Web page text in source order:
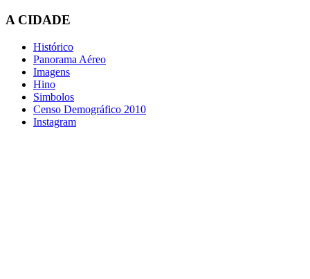
A CIDADE
Histórico
Panorama Aéreo
Imagens
Hino
Simbolos
Censo Demográfico 2010
Instagram